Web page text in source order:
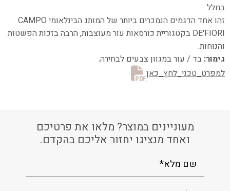
בחלל.
זהו אחד הדגמים הנמכרים ביותר של המותג הבינלאומי CAMPO
DE'FIORI בקטגוריית כורסאות עור מעוצבות, הרבה בזכות הפשטות
והנוחות.
גימור: בד / עור במגוון צבעים לבחירה.
למפרט_טכני_לחץ_כאן
מעוניינים במוצר? מלאו את פרטיכם
ואחד מנציגו יחזור אליכם בהקדם.